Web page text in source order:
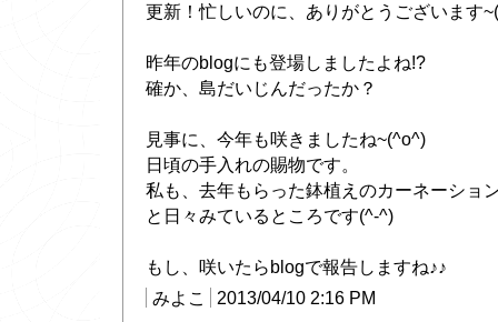
更新！忙しいのに、ありがとうございます
昨年のblogにも登場しましたよね!?
確か、島だいじんだったか？
見事に、今年も咲きましたね~(^o^)
日頃の手入れの賜物です。
私も、去年もらった鉢植えのカーネーショ
と日々みているところです(^-^)
もし、咲いたらblogで報告しますね♪♪
みよこ
2013/04/10 2:16 PM